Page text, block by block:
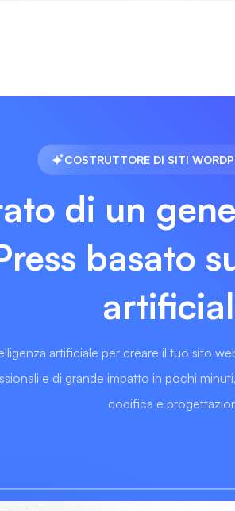
COSTRUTTORE DI SITI
di un
basato
artificiale per creare il tuo sito
e di grande impatto in pochi
codifica e